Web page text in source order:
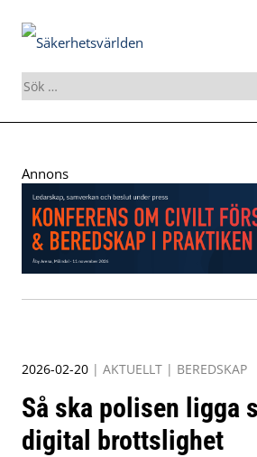
Sök
efter:
to
content
Annons
2026-02-20 | AKTUELLT | BEREDSKAP
Så ska polisen ligga
digital brottslighet